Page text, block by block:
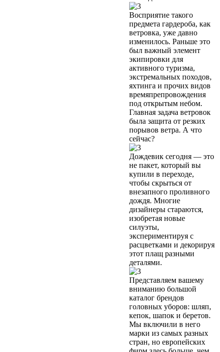
Восприятие такого
предмета гардероба, как
ветровка, уже давно
изменилось. Раньше это
был важный элемент
экипировки для
активного туризма,
экстремальных походов,
яхтинга и прочих видов
времяпрепровождения
под открытым небом.
Главная задача ветровок
была защита от резких
порывов ветра. А что
сейчас?
Дождевик сегодня — это
не пакет, который вы
купили в переходе,
чтобы скрыться от
внезапного проливного
дождя. Многие
дизайнеры стараются,
изобретая новые
силуэты,
экспериментируя с
расцветками и декорируя
этот плащ разными
деталями.
Представляем вашему
вниманию большой
каталог брендов
головных уборов: шляп,
кепок, шапок и беретов.
Мы включили в него
марки из самых разных
стран, но европейских